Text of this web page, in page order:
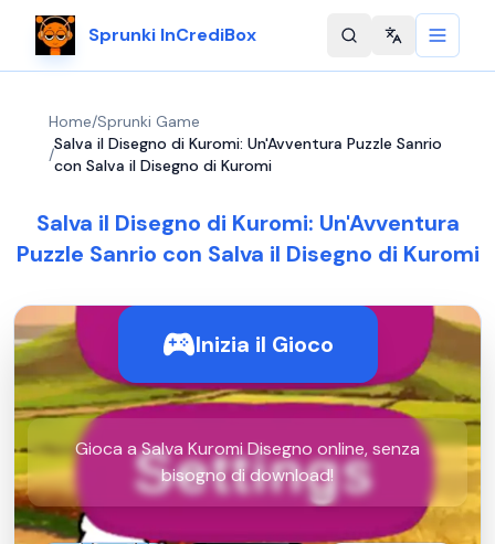
Sprunki InCrediBox Change
Home/Sprunki Game
/
Salva il Disegno di Kuromi: Un'Avventura Puzzle Sanrio
con Salva il Disegno di Kuromi
Salva il Disegno di Kuromi: Un'Avventura
Puzzle Sanrio con Salva il Disegno di Kuromi
Inizia il Gioco
Gioca a Salva Kuromi Disegno online, senza
bisogno di download!